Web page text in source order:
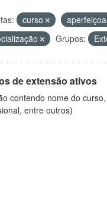
curso
Grupos:
de extensão ativos
contendo nome do
entre outros)